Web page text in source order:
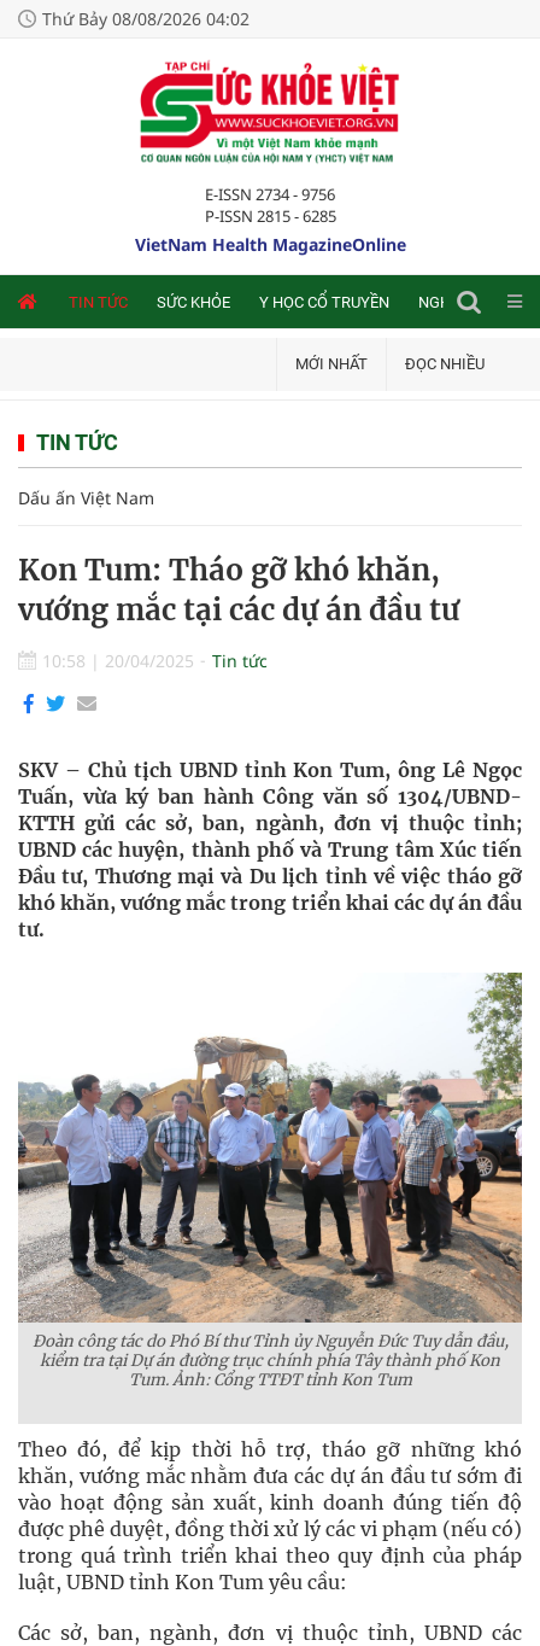
Thứ Bảy 08/08/2026 04:02
E-ISSN 2734 - 9756
P-ISSN 2815 - 6285
VietNam Health MagazineOnline
TIN TỨC SỨC KHỎE Y HỌC CỔ TRUYỀN NGHIÊN CỨU
MỚI NHẤT ĐỌC NHIỀU
TIN TỨC
Dấu ấn Việt Nam
Kon Tum: Tháo gỡ khó khăn,
vướng mắc tại các dự án đầu tư
10:58 | 20/04/2025 Tin tức
SKV – Chủ tịch UBND tỉnh Kon Tum, ông Lê Ngọc
Tuấn, vừa ký ban hành Công văn số 1304/UBND-
KTTH gửi các sở, ban, ngành, đơn vị thuộc tỉnh;
UBND các huyện, thành phố và Trung tâm Xúc tiến
Đầu tư, Thương mại và Du lịch tỉnh về việc tháo gỡ
khó khăn, vướng mắc trong triển khai các dự án đầu
tư.
Đoàn công tác do Phó Bí thư Tỉnh ủy Nguyễn Đức Tuy dẫn đầu,
kiểm tra tại Dự án đường trục chính phía Tây thành phố Kon
Tum. Ảnh: Cổng TTĐT tỉnh Kon Tum
Theo đó, để kịp thời hỗ trợ, tháo gỡ những khó
khăn, vướng mắc nhằm đưa các dự án đầu tư sớm đi
vào hoạt động sản xuất, kinh doanh đúng tiến độ
được phê duyệt, đồng thời xử lý các vi phạm (nếu có)
trong quá trình triển khai theo quy định của pháp
luật, UBND tỉnh Kon Tum yêu cầu:
Các sở, ban, ngành, đơn vị thuộc tỉnh, UBND các